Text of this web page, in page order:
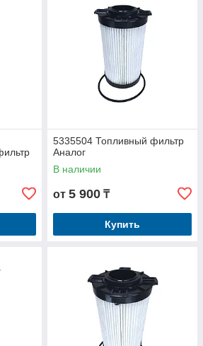
5335504 Топливный фильтр
Аналог
В наличии
от 5 900 ₸
Купить